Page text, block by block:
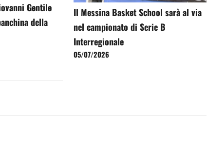
Gentile
della
Il Messina Basket School sarà al via
nel campionato di Serie B
Interregionale
05/07/2026